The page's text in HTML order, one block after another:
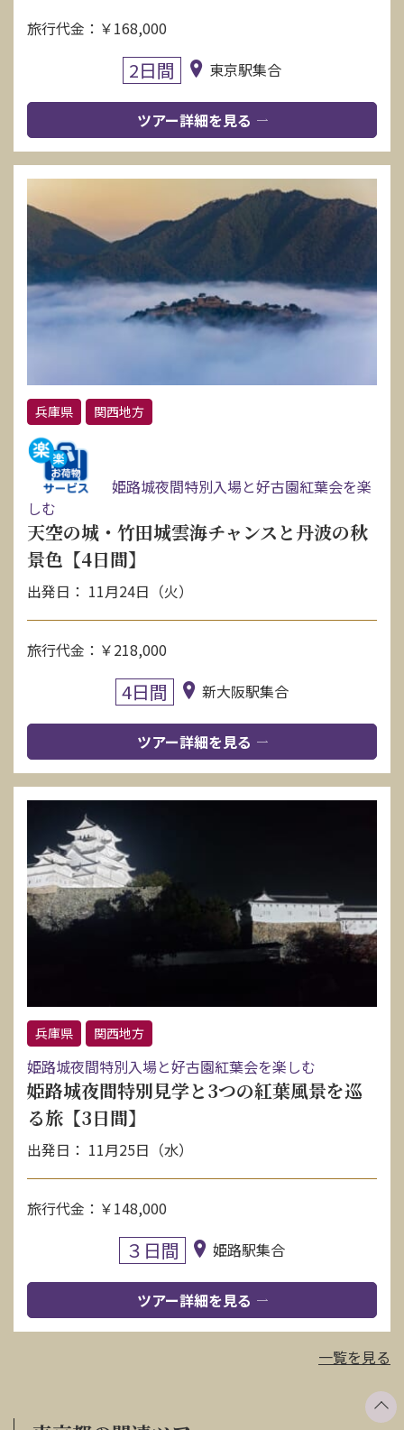
旅行代金：￥168,000
2日間 東京駅集合
ツアー詳細を見る
兵庫県 関西地方
姫路城夜間特別入場と好古園紅葉会を楽
しむ
天空の城・竹田城雲海チャンスと丹波の秋
景色【4日間】
出発日： 11月24日（火）
旅行代金：￥218,000
4日間 新大阪駅集合
ツアー詳細を見る
兵庫県 関西地方
姫路城夜間特別入場と好古園紅葉会を楽しむ
姫路城夜間特別見学と3つの紅葉風景を巡
る旅【3日間】
出発日： 11月25日（水）
旅行代金：￥148,000
３日間 姫路駅集合
ツアー詳細を見る
一覧を見る